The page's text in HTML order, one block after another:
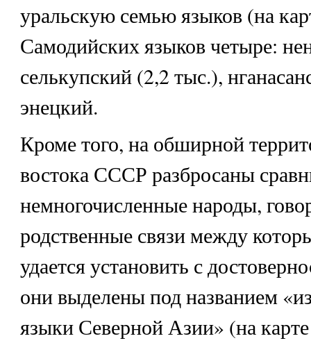
уральскую семью языков (на
Самодийских языков четыре:
селькупский (2,2 тыс.),
энецкий.
Кроме того, на обширной
востока СССР разбросаны
немногочисленные народы,
родственные связи между
удается установить с
они выделены под названием
языки Северной Азии» (на